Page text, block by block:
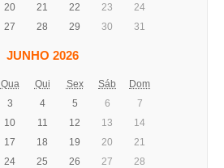
20 21 22 23
24
27 28 29 30 31
JUNHO 2026
Qua Qui Sex Sáb
Dom
3 4 5 6
7
10 11 12 13
14
17 18 19 20
21
24 25 26 27
28